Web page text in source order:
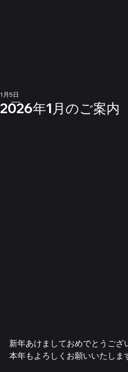
2026年1月のご案内
1月5日
新年あけましておめでとうござ
本年もよろしくお願いいたしま